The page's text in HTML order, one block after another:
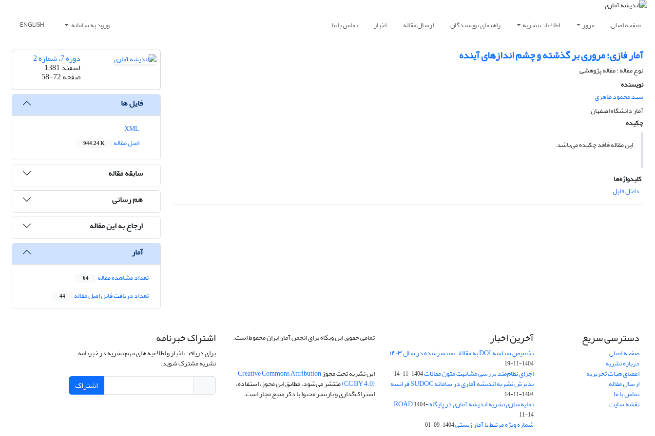
صفحه اصلی مرور اطلاعات نشریه راهنمای نویسندگان ارسال مقاله اخبار تماس با ما ورود به سامانه ENGLISH
آمار فازی؛ مروری بر گذشته و چشم اندازهای آینده
نوع مقاله : مقاله پژوهشی
نویسنده
سید محمود طاهری
آمار دانشگاه اصفهان
چکیده
این مقاله فاقد چکیده می‌باشد.
کلیدواژه‌ها
داخل فایل
دوره 7، شماره 2
اسفند 1381
صفحه58-72
فایل ها
اصل مقاله
944.24 K
سابقه مقاله
هم رسانی
ارجاع به این مقاله
آمار
تعداد مشاهده مقاله 64
تعداد دریافت فایل اصل مقاله 44
دسترسی سریع
صفحه اصلی
درباره نشریه
اعضای هیات تحریریه
ارسال مقاله
تماس با ما
نقشه سایت
آخرین اخبار
تخصیص شناسه DOI به مقالات منتشرشده در سال ۱۴۰۳
1404-11-19
اجرای نظام‌مند بررسی مشابهت متون مقالات1404-11-14
پذیرش نشریه اندیشه آماری در سامانه SUDOC فرانسه
1404-11-14
نمایه‌سازی نشریه اندیشه آماری در پایگاه ROAD1404-
11-14
شماره ویژه مرتبط با آمار زیستی1404-09-01
تمامی حقوق این وبگاه برای انجمن آمار ایران محفوظ است.
این نشریه تحت مجوزCreative Commons Attribution
(CC BY 4.0)منتشر می‌شود. مطابق این مجوز، استفاده،
اشتراک‌گذاری و بازنشر محتوا با ذکر منبع مجاز است.
اشتراک خبرنامه
برای دریافت اخبار و اطلاعیه های مهم نشریه در خبرنامه
نشریه مشترک شوید.
اشتراک